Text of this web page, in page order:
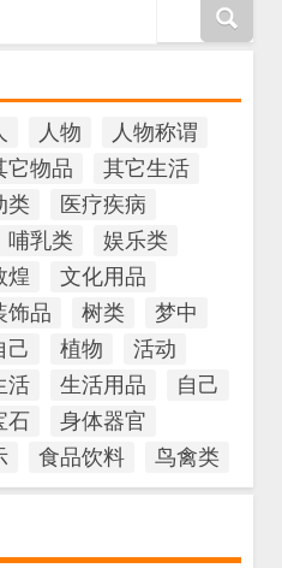
人物
人物称谓
它物品
其它生活
类
医疗疾病
哺乳类
娱乐类
煌
文化用品
饰品 树类
梦中
己 植物
活动
活 生活用品
自己
石
身体器官
食品饮料 鸟禽类